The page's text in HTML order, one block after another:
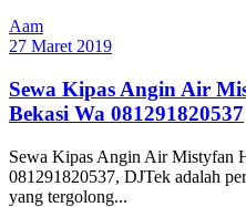
Aam
27 Maret 2019
Sewa Kipas Angin Air
Bekasi Wa 081291820537
Sewa Kipas Angin Air Mistyfan
081291820537, DJTek adalah
yang tergolong...